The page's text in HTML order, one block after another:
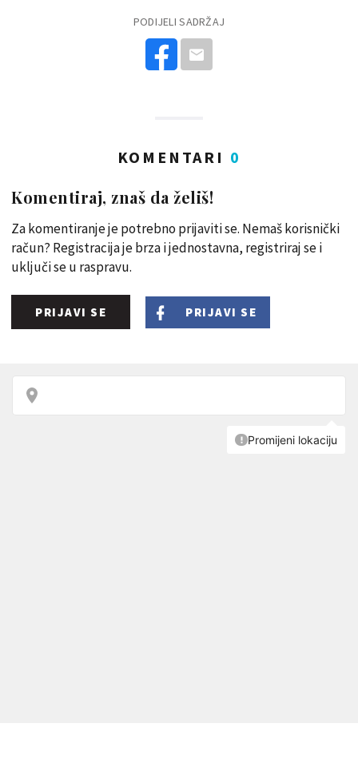
PODIJELI SADRŽAJ
KOMENTARI 0
Komentiraj, znaš da želiš!
Za komentiranje je potrebno prijaviti se. Nemaš korisnički
račun? Registracija je brza i jednostavna, registriraj se i
uključi se u raspravu.
PRIJAVI SE PRIJAVI SE